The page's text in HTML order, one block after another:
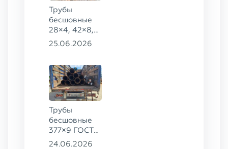
Трубы
бесшовные
28×4, 42×8,
73×14,
20
25.06.2026
Трубы
бесшовные
377×9 ГОСТ
8732-78, ст.
24.06.2026